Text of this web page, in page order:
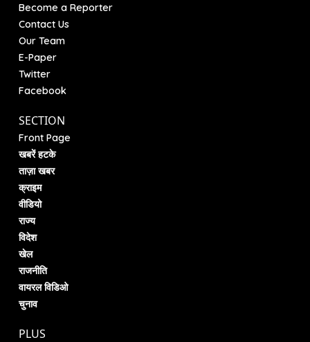
Become a Reporter
Contact Us
Our Team
E-Paper
Twitter
Facebook
SECTION
Front Page
खबरें हटके
ताज़ा खबर
क्राइम
वीडियो
राज्य
विदेश
खेल
राजनीति
वायरल विडिओ
चुनाव
PLUS